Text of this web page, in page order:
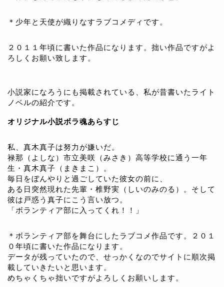
＊少年と天使が織りなすラブコメディです。
２０１１年頃に書いた作品になります。拙い作品ですがよ
ろしくお願い致します。
小説家になろうにも掲載されている、私が昔書いたライト
ノベルの紹介です。
オリジナル小説ボラ魂あらすじ
私、真木真子は努力が嫌いだ。
禄那（よしな）市立美咲（みさき）高等学校に通う一年
生・真木真子（まきまこ）。
毎日をぼんやりと過ごしていた彼女の前に、
ある日突然現れた先輩・椎野実（しいのみのる）。そして
彼は戸惑う真子にこう言い放つ。
「ボランティア部に入ってくれ！！」
＊ボランティア部を舞台にしたラブコメ作品です。２０１
０年頃に書いた作品になります。
データが残っていたので、せっかくなのでサイトに順次掲
載していきたいと思います。
めちゃくちゃ拙いですがよろしくお願いします。